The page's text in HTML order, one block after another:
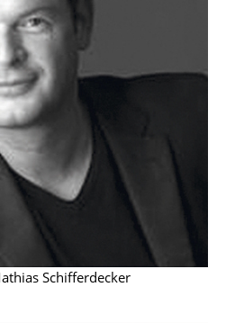
Schifferdecker